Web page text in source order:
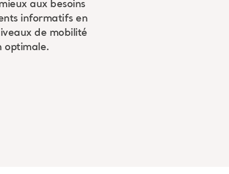
aux besoins
informatifs en
de mobilité
optimale.